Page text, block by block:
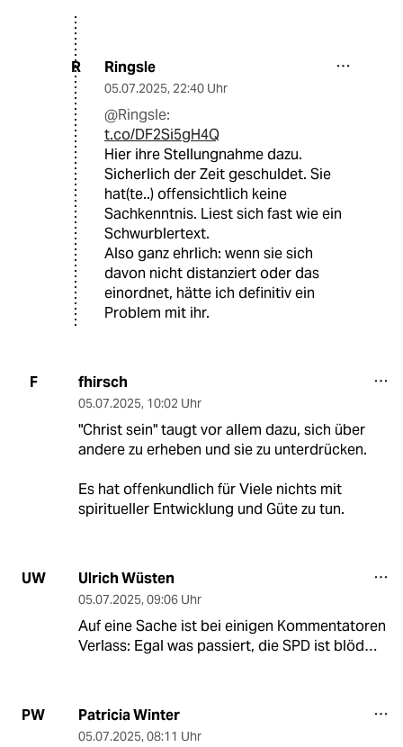
R Ringsle
05.07.2025, 22:40 Uhr
@Ringsle:
t.co/DF2Si5gH4Q
Hier ihre Stellungnahme dazu.
Sicherlich der Zeit geschuldet. Sie
hat(te..) offensichtlich keine
Sachkenntnis. Liest sich fast wie ein
Schwurblertext.
Also ganz ehrlich: wenn sie sich
davon nicht distanziert oder das
einordnet, hätte ich definitiv ein
Problem mit ihr.
F fhirsch
05.07.2025, 10:02 Uhr
"Christ sein" taugt vor allem dazu, sich über
andere zu erheben und sie zu unterdrücken.
Es hat offenkundlich für Viele nichts mit
spiritueller Entwicklung und Güte zu tun.
UW Ulrich Wüsten
05.07.2025, 09:06 Uhr
Auf eine Sache ist bei einigen Kommentatoren
Verlass: Egal was passiert, die SPD ist blöd…
PW Patricia Winter
05.07.2025, 08:11 Uhr